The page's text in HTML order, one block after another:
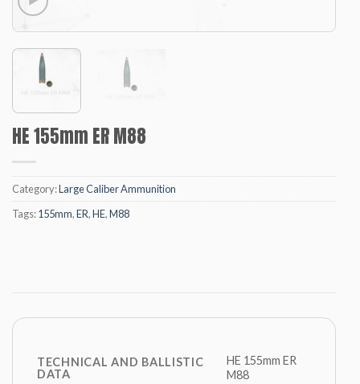
HE 155mm ER M88
Category:Large Caliber Ammunition
Tags:155mm,ER,HE,M88
TECHNICAL AND BALLISTIC
DATA
HE 155mm ER
M88